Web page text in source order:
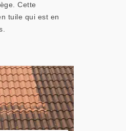
Cette
tuile qui est en